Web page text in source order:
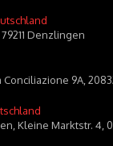
Denzlingen
Conciliazione 9A,
Kleine Marktstr. 4,